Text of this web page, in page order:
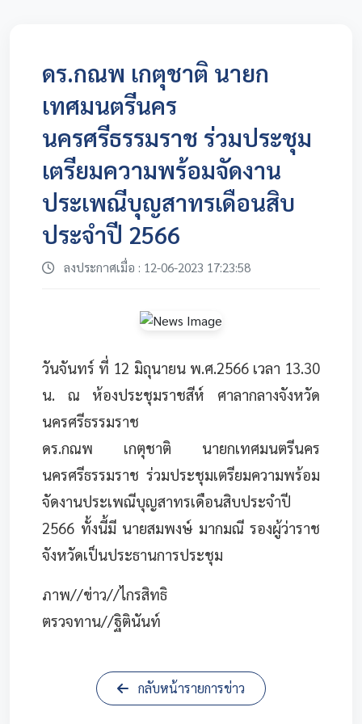
ดร.กณพ เกตุชาติ นายก
เทศมนตรีนคร
นครศรีธรรมราช ร่วมประชุม
เตรียมความพร้อมจัดงาน
ประเพณีบุญสาทรเดือนสิบ
ประจำปี 2566
ลงประกาศเมื่อ : 12-06-2023 17:23:58
วันจันทร์ ที่ 12 มิถุนายน พ.ศ.2566 เวลา 13.30
น. ณ ห้องประชุมราชสีห์ ศาลากลางจังหวัด
นครศรีธรรมราช
ดร.กณพ เกตุชาติ นายกเทศมนตรีนคร
นครศรีธรรมราช ร่วมประชุมเตรียมความพร้อม
จัดงานประเพณีบุญสาทรเดือนสิบประจำปี
2566 ทั้งนี้มี นายสมพงษ์ มากมณี รองผู้ว่าราช
จังหวัดเป็นประธานการประชุม
ภาพ//ข่าว//ไกรสิทธิ
ตรวจทาน//ฐิตินันท์
กลับหน้ารายการข่าว